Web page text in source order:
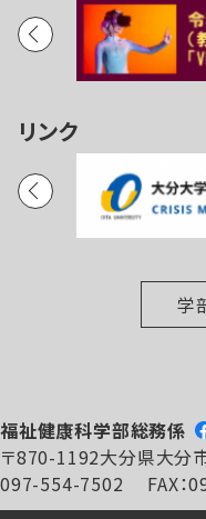
リンク
学
福祉健康科学部総務係
〒870-1192大分県大分
097-554-7502 FAX：